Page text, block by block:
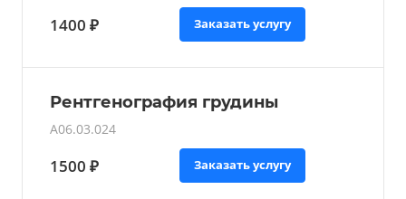
1400 ₽ Заказать услугу
Рентгенография грудины
A06.03.024
1500 ₽ Заказать услугу